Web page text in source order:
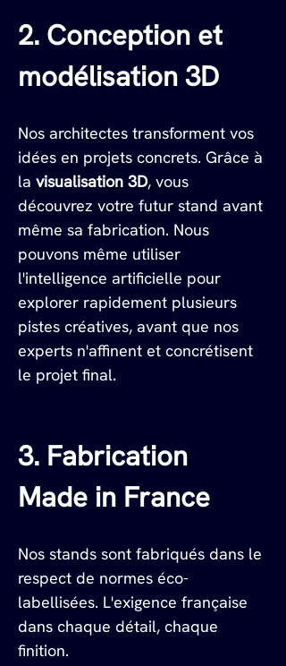
2. Conception et
modélisation 3D
Nos architectes transforment vos
idées en projets concrets. Grâce à
la visualisation 3D, vous
découvrez votre futur stand avant
même sa fabrication. Nous
pouvons même utiliser
l'intelligence artificielle pour
explorer rapidement plusieurs
pistes créatives, avant que nos
experts n'affinent et concrétisent
le projet final.
3. Fabrication
Made in France
Nos stands sont fabriqués dans le
respect de normes éco-
labellisées. L'exigence française
dans chaque détail, chaque
finition.